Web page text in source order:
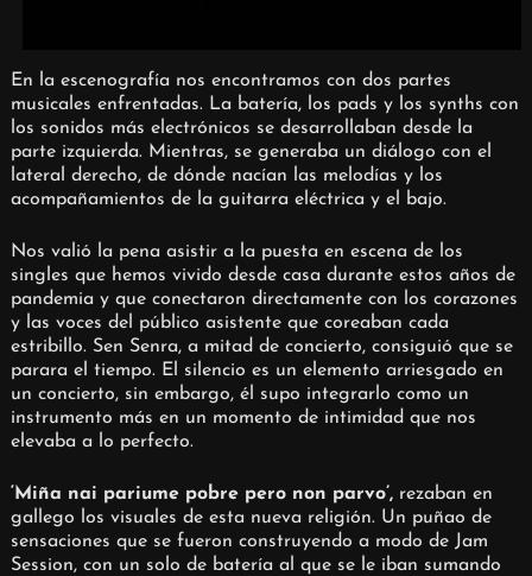
En la escenografía nos encontramos con dos partes
musicales enfrentadas. La batería, los pads y los synths con
los sonidos más electrónicos se desarrollaban desde la
parte izquierda. Mientras, se generaba un diálogo con el
lateral derecho, de dónde nacían las melodías y los
acompañamientos de la guitarra eléctrica y el bajo.
Nos valió la pena asistir a la puesta en escena de los
singles que hemos vivido desde casa durante estos años de
pandemia y que conectaron directamente con los corazones
y las voces del público asistente que coreaban cada
estribillo. Sen Senra, a mitad de concierto, consiguió que se
parara el tiempo. El silencio es un elemento arriesgado en
un concierto, sin embargo, él supo integrarlo como un
instrumento más en un momento de intimidad que nos
elevaba a lo perfecto.
‘Miña nai pariume pobre pero non parvo’, rezaban en
gallego los visuales de esta nueva religión. Un puñao de
sensaciones que se fueron construyendo a modo de Jam
Session, con un solo de batería al que se le iban sumando